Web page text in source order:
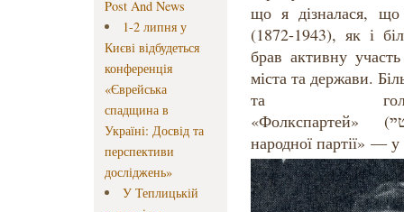
Post And News
1-2 липня у
Києві відбудеться
конференція
«Єврейська
спадщина в
Україні: Досвід та
перспективи
досліджень»
У Теплицькій
що я дізналася,
(1872-1943), як і
брав активну
міста та держави.
та
«Фолкспартей» (
народної партії» — у